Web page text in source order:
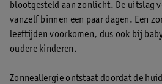
blootgesteld aan zonlicht. De uitslag
vanzelf binnen een paar dagen. Een
leeftijden voorkomen, dus ook bij
oudere kinderen.
Zonneallergie ontstaat doordat de